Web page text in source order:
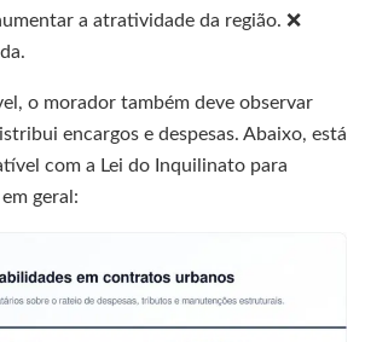
a atratividade da região. ❌
o morador também deve observar
encargos e despesas. Abaixo, está
com a Lei do Inquilinato para
geral: